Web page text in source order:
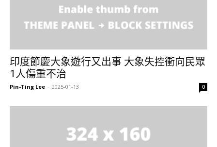
印度節慶大象遊行又出事 大象失控衝向民眾
1人傷重不治
Pin-Ting Lee - 2025-01-13 0